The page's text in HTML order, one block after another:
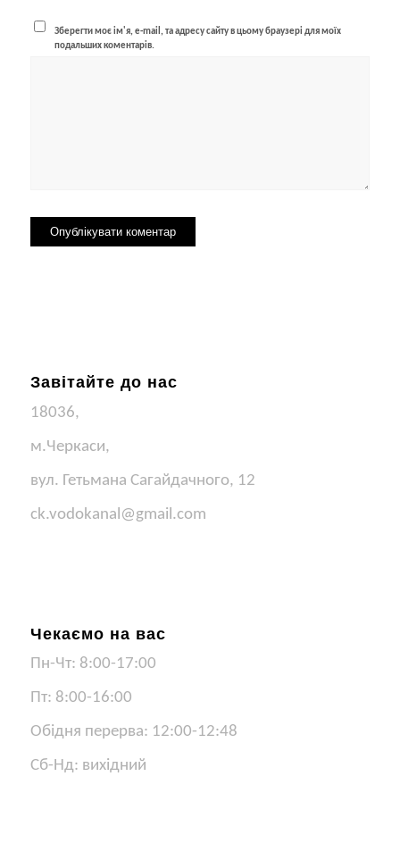
Зберегти моє ім'я, e-mail, та адресу сайту в цьому браузері для моїх
подальших коментарів.
Завітайте до нас
18036,
м.Черкаси,
вул. Гетьмана Сагайдачного, 12
ck.vodokanal@gmail.com
Чекаємо на вас
Пн-Чт: 8:00-17:00
Пт: 8:00-16:00
Обідня перерва: 12:00-12:48
Сб-Нд: вихідний